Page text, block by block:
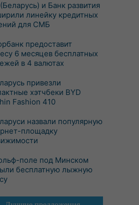
и Банк развития
линейку кредитных
для СМБ
предоставит
6 месяцев бесплатных
в 4 валютах
привезли
хэтчбеки BYD
Fashion 410
назвали популярную
площадку
поле под Минском
бесплатную лыжную